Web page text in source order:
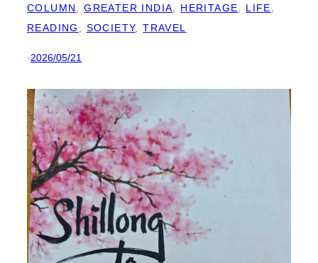
COLUMN , GREATER INDIA HERITAGE LIFE
READING
SOCIETY, TRAVEL
·2026/05/21